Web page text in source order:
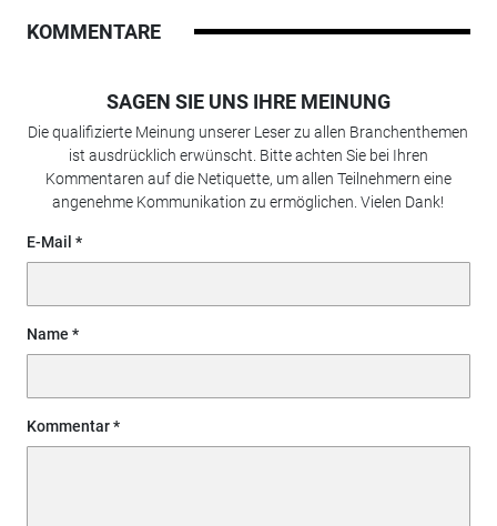
KOMMENTARE
SAGEN SIE UNS IHRE MEINUNG
Die qualifizierte Meinung unserer Leser zu allen Branchenthemen
ist ausdrücklich erwünscht. Bitte achten Sie bei Ihren
Kommentaren auf die Netiquette, um allen Teilnehmern eine
angenehme Kommunikation zu ermöglichen. Vielen Dank!
E-Mail
Name
Kommentar